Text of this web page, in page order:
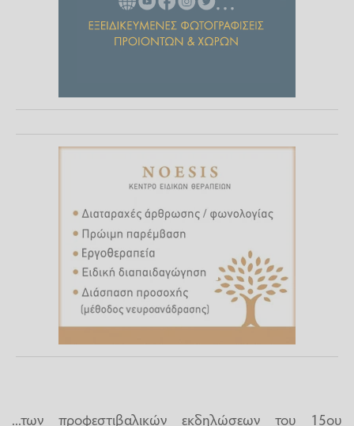
...των προφεστιβαλικών εκδηλώσεων του 15ου